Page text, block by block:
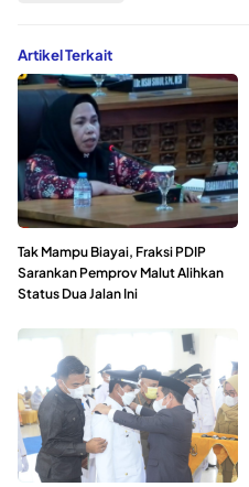
Artikel Terkait
Tak Mampu Biayai, Fraksi PDIP
Sarankan Pemprov Malut Alihkan
Status Dua Jalan Ini